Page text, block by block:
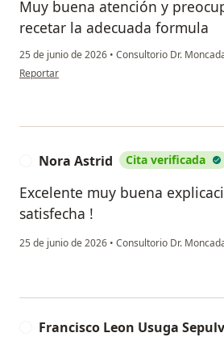
Muy buena atención y
recetar la adecuada formula
25 de junio de 2026 • Consultorio Dr.
en opinión del usuario Giovany gomez
Reportar
Nora Astrid Cita verificada
Excelente muy buena
satisfecha !
25 de junio de 2026 • Consultorio Dr.
Francisco Leon Usuga